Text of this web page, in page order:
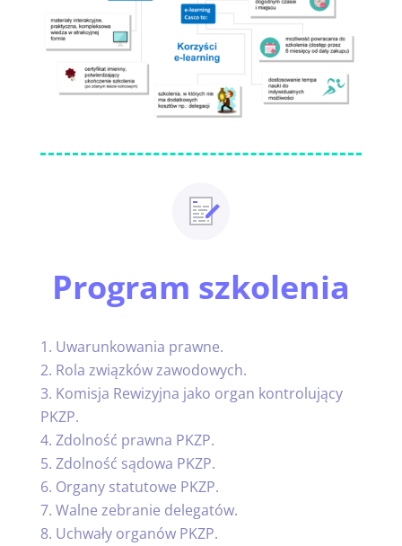
Program szkolenia
Uwarunkowania prawne.
Rola związków zawodowych.
Komisja Rewizyjna jako organ kontrolujący
PKZP.
Zdolność prawna PKZP.
Zdolność sądowa PKZP.
Organy statutowe PKZP.
Walne zebranie delegatów.
Uchwały organów PKZP.